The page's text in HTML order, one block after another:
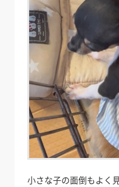
小さな子の面倒もよく